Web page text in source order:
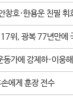
호·한용운 친필 휘
위, 광복 77년만에
가에 강제하·이웅
에게 훈장 전수